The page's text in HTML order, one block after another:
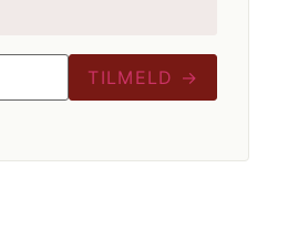
TILMELD →